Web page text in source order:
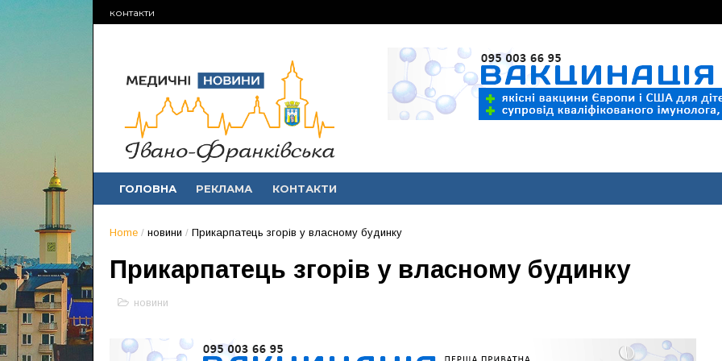
контакти
ГОЛОВНА РЕКЛАМА КОНТАКТИ
Home / новини / Прикарпатець згорів у власному будинку
Прикарпатець згорів у власному будинку
новини